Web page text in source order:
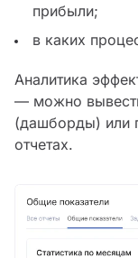
прибыли;
в каких
Аналитика
— можно
(дашборды) или
отчетах.